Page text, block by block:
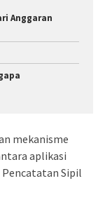
Anggaran
mekanisme
aplikasi
Pencatatan Sipil